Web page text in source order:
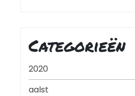
Categorieën
2020
aalst